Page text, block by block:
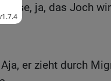
ja, das Joch
er zieht durch